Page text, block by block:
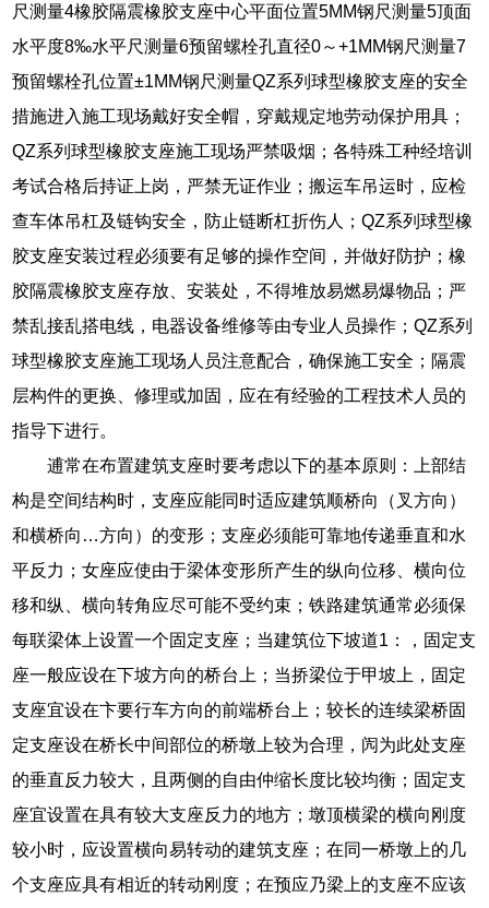
尺测量4橡胶隔震橡胶支座中心平面位置5MM钢尺测量5顶面
水平度8‰水平尺测量6预留螺栓孔直径0～+1MM钢尺测量7
预留螺栓孔位置±1MM钢尺测量QZ系列球型橡胶支座的安全
措施进入施工现场戴好安全帽，穿戴规定地劳动保护用具；
QZ系列球型橡胶支座施工现场严禁吸烟；各特殊工种经培训
考试合格后持证上岗，严禁无证作业；搬运车吊运时，应检
查车体吊杠及链钩安全，防止链断杠折伤人；QZ系列球型橡
胶支座安装过程必须要有足够的操作空间，并做好防护；橡
胶隔震橡胶支座存放、安装处，不得堆放易燃易爆物品；严
禁乱接乱搭电线，电器设备维修等由专业人员操作；QZ系列
球型橡胶支座施工现场人员注意配合，确保施工安全；隔震
层构件的更换、修理或加固，应在有经验的工程技术人员的
指导下进行。
逋常在布置建筑支座时要考虑以下的基本原则：上部结
构是空间结构时，支座应能同时适应建筑顺桥向（叉方向）
和横桥向…方向）的变形；支座必须能可靠地传递垂直和水
平反力；女座应使由于梁体变形所产生的纵向位移、横向位
移和纵、横向转角应尽可能不受约束；铁路建筑通常必须保
每联梁体上设置一个固定支座；当建筑位下坡道1：，固定支
座一般应设在下坡方向的桥台上；当挢梁位于甲坡上，固定
支座宜设在卞要行车方向的前端桥台上；较长的连续梁桥固
定支座设在桥长中间部位的桥墩上较为合理，闶为此处支座
的垂直反力较大，且两侧的自由仲缩长度比较均衡；固定支
座宜设置在具有较大支座反力的地方；墩顶横梁的横向刚度
较小时，应设置横向易转动的建筑支座；在同一桥墩上的几
个支座应具有相近的转动刚度；在预应乃梁上的支座不应该